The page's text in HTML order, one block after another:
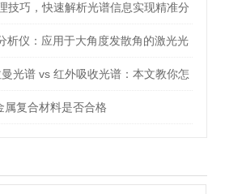
技巧，快速解析光谱信息实现精准分
析仪：应用于大角度发散角的激光光
光谱 vs 红外吸收光谱：本文教你怎
属复合材料是否合格